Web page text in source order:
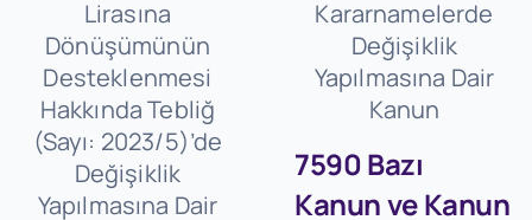
7590 Bazı
Kanun ve Kanun